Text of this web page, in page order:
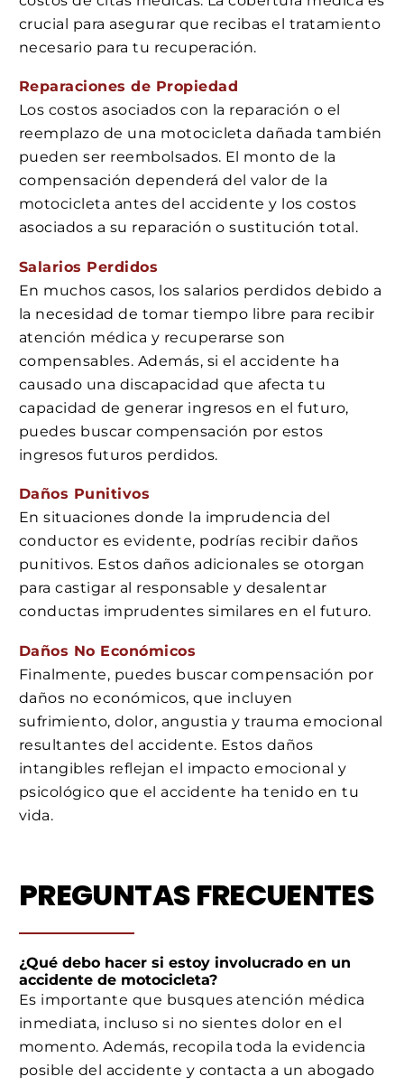
crucial para asegurar que recibas el tratamiento
necesario para tu recuperación.
Reparaciones de Propiedad
Los costos asociados con la reparación o el
reemplazo de una motocicleta dañada también
pueden ser reembolsados. El monto de la
compensación dependerá del valor de la
motocicleta antes del accidente y los costos
asociados a su reparación o sustitución total.
Salarios Perdidos
En muchos casos, los salarios perdidos debido a
la necesidad de tomar tiempo libre para recibir
atención médica y recuperarse son
compensables. Además, si el accidente ha
causado una discapacidad que afecta tu
capacidad de generar ingresos en el futuro,
puedes buscar compensación por estos
ingresos futuros perdidos.
Daños Punitivos
En situaciones donde la imprudencia del
conductor es evidente, podrías recibir daños
punitivos. Estos daños adicionales se otorgan
para castigar al responsable y desalentar
conductas imprudentes similares en el futuro.
Daños No Económicos
Finalmente, puedes buscar compensación por
daños no económicos, que incluyen
sufrimiento, dolor, angustia y trauma emocional
resultantes del accidente. Estos daños
intangibles reflejan el impacto emocional y
psicológico que el accidente ha tenido en tu
vida.
PREGUNTAS FRECUENTES
¿Qué debo hacer si estoy involucrado en un
accidente de motocicleta?
Es importante que busques atención médica
inmediata, incluso si no sientes dolor en el
momento. Además, recopila toda la evidencia
posible del accidente y contacta a un abogado